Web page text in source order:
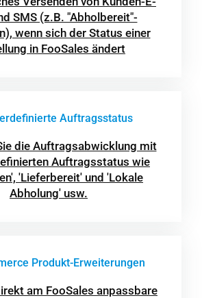
SMS (z.B. "Abholbereit"-
wenn sich der Status einer
in FooSales ändert
Auftragsstatus
die Auftragsabwicklung mit
Auftragsstatus wie
'Lieferbereit' und 'Lokale
Abholung' usw.
Produkt-Erweiterungen
am FooSales anpassbare